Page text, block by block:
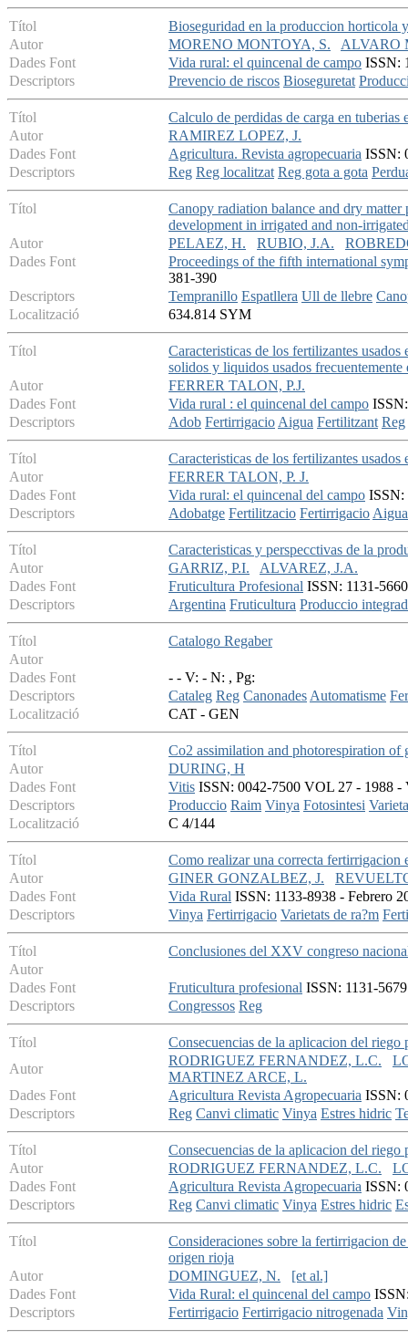
Títol
Bioseguridad en la produccion horticola
Autor
MORENO MONTOYA, S.
ALVARO
Dades Font
Vida rural: el quincenal de campo ISSN:
Descriptors
Prevencio de riscos Bioseguretat
Títol
Calculo de perdidas de carga en
Autor
RAMIREZ LOPEZ, J.
Dades Font
Agricultura. Revista agropecuaria ISSN:
Descriptors
Reg Reg localitzat Reg gota a gota
Títol
Canopy radiation balance and dry
development in irrigated and non-
Autor
PELAEZ, H. RUBIO, J.A.
Dades Font
Proceedings of the fifth international
381-390
Descriptors
Tempranillo Espatllera Ull de llebre
Localització
634.814 SYM
Títol
Caracteristicas de los fertilizantes
solidos y liquidos usados
Autor
FERRER TALON, P.J.
Dades Font
Vida rural : el quincenal del campo
Descriptors
Adob FertirrigacioAigua Fertilitzant Reg
Títol
Caracteristicas de los fertilizantes
Autor
FERRER TALON, P. J.
Dades Font
Vida rural: el quincenal del campo ISSN:
Descriptors
Adobatge Fertilitzacio FertirrigacioAigua
Títol
Caracteristicas y perspecctivas de la
Autor
GARRIZ, P.I.
ALVAREZ, J.A.
Dades Font
Fruticultura Profesional ISSN: 1131-
Descriptors
Argentina Fruticultura Produccio
Títol
Catalogo Regaber
Autor
Dades Font
- - V: - N: , Pg:
Descriptors
Cataleg Reg CanonadesAutomatisme
Localització
CAT - GEN
Títol
Co2 assimilation and photorespiration of
Autor
DURING, H
Dades Font
Vitis ISSN: 0042-7500 VOL 27 - 1988 -
Descriptors
Produccio Raim Vinya Fotosintesi
Localització
C 4/144
Títol
Como realizar una correcta fertirrigacion
Autor
GINER GONZALBEZ, J.
Dades Font
Vida Rural ISSN: 1133-8938 - Febrero
Descriptors
Vinya Fertirrigacio Varietats de ra?m
Títol
Conclusiones del XXV congreso
Autor
Dades Font
Fruticultura profesional ISSN: 1131-
Descriptors
Congressos Reg
Títol
Consecuencias de la aplicacion del riego
Autor
RODRIGUEZ FERNANDEZ, L.C.
MARTINEZ ARCE, L.
Dades Font
Agricultura Revista Agropecuaria ISSN:
Descriptors
Reg Canvi climatic Vinya Estres hidric
Títol
Consecuencias de la aplicacion del
Autor
RODRIGUEZ FERNANDEZ, L.C.
Dades Font
Agricultura Revista Agropecuaria ISSN:
Descriptors
Reg Canvi climatic Vinya Estres hidric
Títol
Consideraciones sobre la fertirrigacion
origen rioja
Autor
DOMINGUEZ, N.
[et al.]
Dades Font
Vida Rural: el quincenal del campo
Descriptors
Fertirrigacio Fertirrigacio nitrogenada